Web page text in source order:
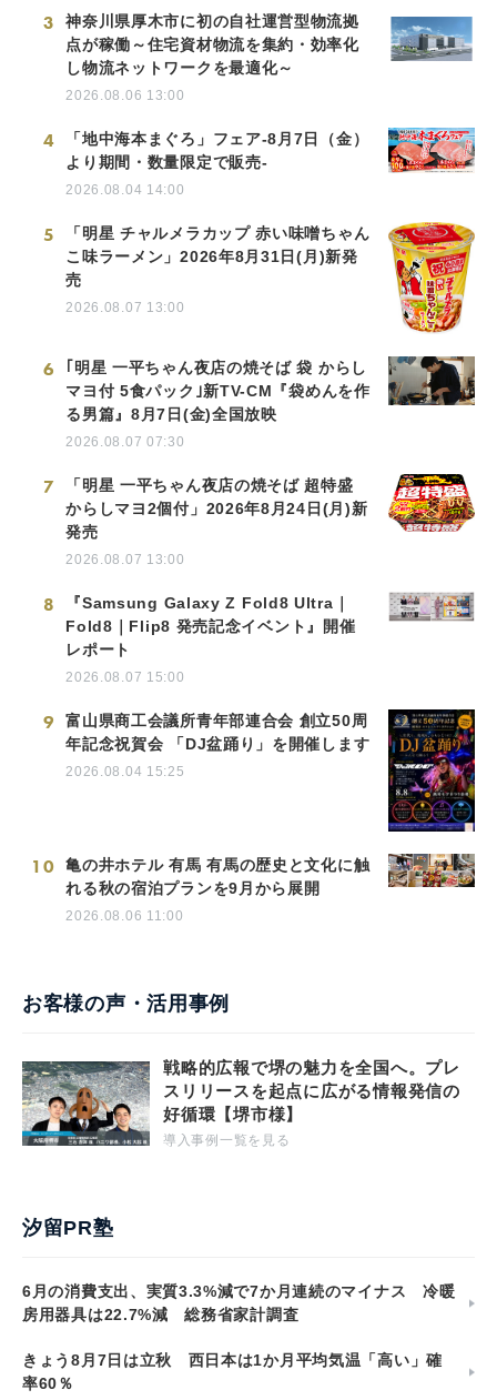
3
神奈川県厚木市に初の自社運営型物流拠
点が稼働～住宅資材物流を集約・効率化
し物流ネットワークを最適化～
2026.08.06 13:00
4
「地中海本まぐろ」フェア-8月7日（金）
より期間・数量限定で販売-
2026.08.04 14:00
5
「明星 チャルメラカップ 赤い味噌ちゃん
こ味ラーメン」2026年8月31日(月)新発
売
2026.08.07 13:00
6
｢明星 一平ちゃん夜店の焼そば 袋 からし
マヨ付 5食パック｣新TV-CM『袋めんを作
る男篇』8月7日(金)全国放映
2026.08.07 07:30
7
「明星 一平ちゃん夜店の焼そば 超特盛
からしマヨ2個付」2026年8月24日(月)新
発売
2026.08.07 13:00
8
『Samsung Galaxy Z Fold8 Ultra｜
Fold8｜Flip8 発売記念イベント』開催
レポート
2026.08.07 15:00
9
富山県商工会議所青年部連合会 創立50周
年記念祝賀会 「DJ盆踊り」を開催します
2026.08.04 15:25
10
亀の井ホテル 有馬 有馬の歴史と文化に触
れる秋の宿泊プランを9月から展開
2026.08.06 11:00
お客様の声・活用事例
戦略的広報で堺の魅力を全国へ。プレ
スリリースを起点に広がる情報発信の
好循環【堺市様】
導入事例一覧を見る
汐留PR塾
6月の消費支出、実質3.3%減で7か月連続のマイナス 冷暖
房用器具は22.7%減 総務省家計調査
きょう8月7日は立秋 西日本は1か月平均気温「高い」確
率60％